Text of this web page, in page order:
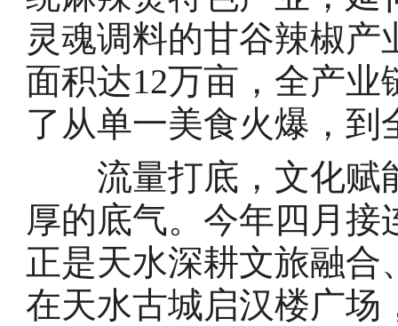
灵魂调料的甘谷辣椒产
面积达12万亩，全产业
了从单一美食火爆，
流量打底，文化赋
厚的底气。今年四月
正是天水深耕文旅融
在天水古城启汉楼广场